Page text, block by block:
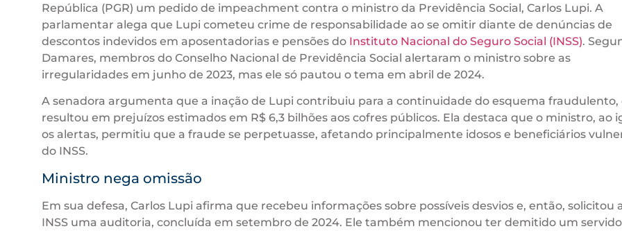
República (PGR) um pedido de impeachment contra o ministro da Previdência Social, Carlos Lupi. A
parlamentar alega que Lupi cometeu crime de responsabilidade ao se omitir diante de denúncias de
descontos indevidos em aposentadorias e pensões do Instituto Nacional do Seguro Social (INSS).
Damares, membros do Conselho Nacional de Previdência Social alertaram o ministro sobre as
irregularidades em junho de 2023, mas ele só pautou o tema em abril de 2024.
A senadora argumenta que a inação de Lupi contribuiu para a continuidade do esquema fraudulento,
resultou em prejuízos estimados em R$ 6,3 bilhões aos cofres públicos. Ela destaca que o ministro, ao
os alertas, permitiu que a fraude se perpetuasse, afetando principalmente idosos e beneficiários
do INSS.
Ministro nega omissão
Em sua defesa, Carlos Lupi afirma que recebeu informações sobre possíveis desvios e, então, solicitou
INSS uma auditoria, concluída em setembro de 2024. Ele também mencionou ter demitido um